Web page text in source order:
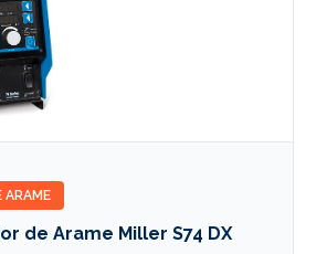
ARAME
de Arame Miller S74 DX